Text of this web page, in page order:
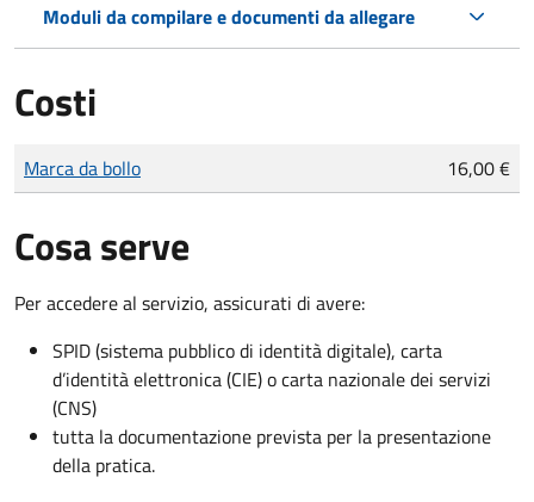
Moduli da compilare e documenti da allegare
Costi
Tipo di pagamento
Importo
Marca da bollo 16,00 €
Cosa serve
Per accedere al servizio, assicurati di avere:
SPID (sistema pubblico di identità digitale), carta
d’identità elettronica (CIE) o carta nazionale dei servizi
(CNS)
tutta la documentazione prevista per la presentazione
della pratica.